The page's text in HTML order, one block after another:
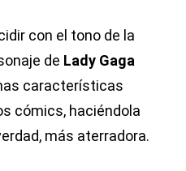
con el tono de la
de Lady Gaga
características
cómics, haciéndola
más aterradora.